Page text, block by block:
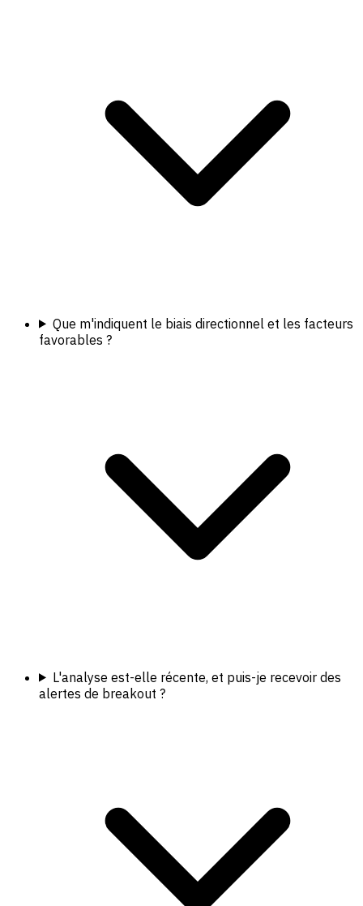
Que m'indiquent le biais directionnel et les facteurs
favorables ?
L'analyse est-elle récente, et puis-je recevoir des
alertes de breakout ?